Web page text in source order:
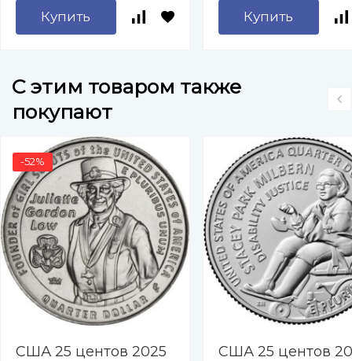
Купить Купить
C этим товаром также
покупают
-52%
США 25 центов 2025
США 25 центов